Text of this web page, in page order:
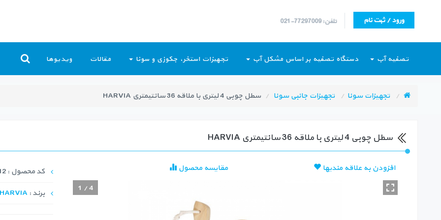
تلفن: 77297009-021 ورود / ثبت نام
تصفیه آب دستگاه تصفیه بر اساس مشکل آب تجهیزات استخر، جکوزی و سونا مقالات ویدیوها
تجهیزات سونا تجهیزات جانبی سونا سطل چوبی 4 لیتری با ملاقه 36 سانتیمتری HARVIA
سطل چوبی 4 لیتری با ملاقه 36 سانتیمتری HARVIA
افزودن به علاقه مندیها
مقایسه محصول
1 /4
کد محصول : SAC-1012
برند :